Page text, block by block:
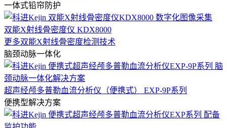
一体式铅帘防护
双能X射线骨密度仪 KDX8000
更多双能X射线骨密度检测技术
脑颈动脉一体化
超声经颅多普勒血流分析仪（便携式） EXP-9P系列
便携型解决方案